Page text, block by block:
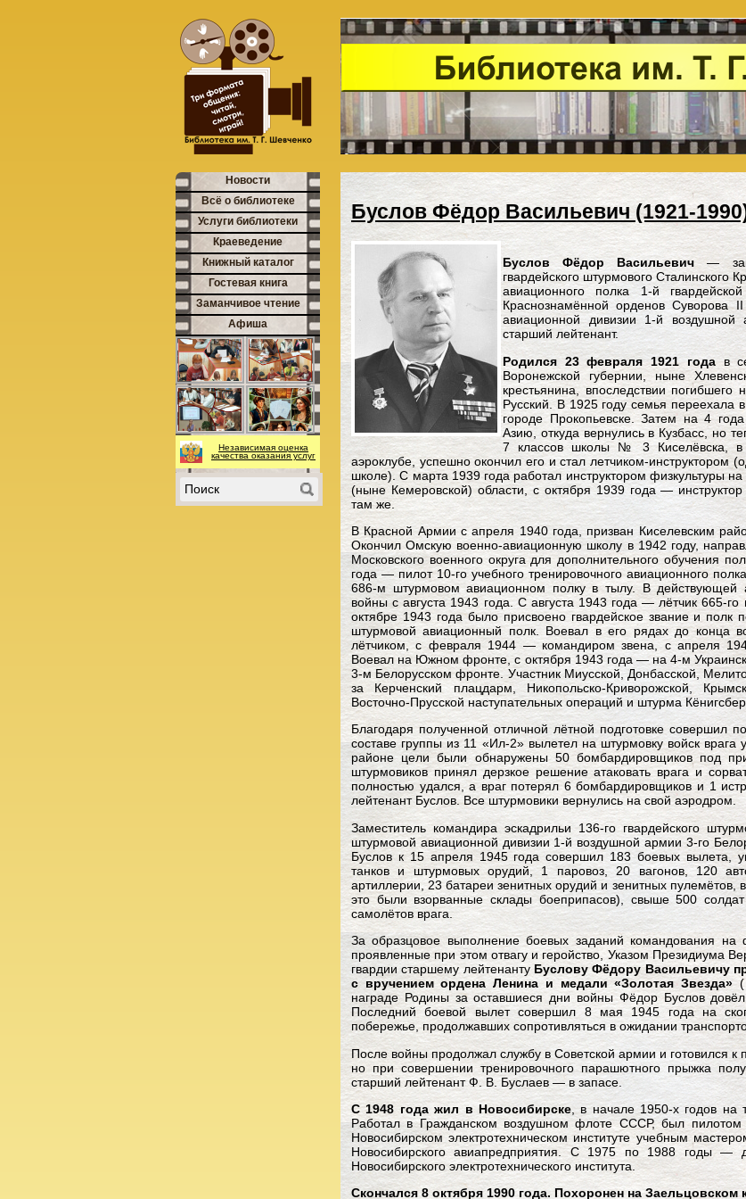
Буслов Фёдор Васильевич (1921-
Буслов Фёдор Васильевич —
гвардейского штурмового Сталинского
авиационного полка 1-й
Краснознамённой орденов Суворова
авиационной дивизии 1-й воздушной
старший лейтенант.
Родился 23 февраля 1921 годав
Воронежской губернии, ныне
крестьянина, впоследствии
Русский. В 1925 году семья переехала
городе Прокопьевске. Затем на 4
Азию, откуда вернулись в Кузбасс, но
7 классов школы № 3 Киселёвска, в
аэроклубе, успешно окончил его и стал летчиком-инструктором
школе). С марта 1939 года работал инструктором физкультуры
(ныне Кемеровской) области, с октября 1939 года —
там же.
В Красной Армии с апреля 1940 года, призван Киселевским
Окончил Омскую военно-авиационную школу в 1942 году,
Московского военного округа для дополнительного обучения
года — пилот 10-го учебного тренировочного авиационного
686-м штурмовом авиационном полку в тылу. В действующей
войны с августа 1943 года. С августа 1943 года — лётчик 665-
октябре 1943 года было присвоено гвардейское звание и
штурмовой авиационный полк. Воевал в его рядах до конца
лётчиком, с февраля 1944 — командиром звена, с апреля
Воевал на Южном фронте, с октября 1943 года — на 4-м
3-м Белорусском фронте. Участник Миусской, Донбасской,
за Керченский плацдарм, Никопольско-Криворожской,
Восточно-Прусской наступательных операций и штурма
Благодаря полученной отличной лётной подготовке совершил
составе группы из 11 «Ил-2» вылетел на штурмовку войск
районе цели были обнаружены 50 бомбардировщиков под
штурмовиков принял дерзкое решение атаковать врага и
полностью удался, а враг потерял 6 бомбардировщиков и 1
лейтенант Буслов. Все штурмовики вернулись на свой аэродром.
Заместитель командира эскадрильи 136-го гвардейского
штурмовой авиационной дивизии 1-й воздушной армии 3-го
Буслов к 15 апреля 1945 года совершил 183 боевых вылета,
танков и штурмовых орудий, 1 паровоз, 20 вагонов, 120
артиллерии, 23 батареи зенитных орудий и зенитных пулемётов,
это были взорванные склады боеприпасов), свыше 500
самолётов врага.
За образцовое выполнение боевых заданий командования
проявленные при этом отвагу и геройство, Указом Президиума
гвардии старшему лейтенанту Буслову Фёдору Васильевичу
с вручением ордена Ленина и медали «Золотая Звезда»
награде Родины за оставшиеся дни войны Фёдор Буслов
Последний боевой вылет совершил 8 мая 1945 года на
побережье, продолжавших сопротивляться в ожидании
После войны продолжал службу в Советской армии и готовился
но при совершении тренировочного парашютного прыжка
старший лейтенант Ф. В. Буслаев — в запасе.
С 1948 года жил в Новосибирске, в начале 1950-х годов на
Работал в Гражданском воздушном флоте СССР, был
Новосибирском электротехническом институте учебным
Новосибирского авиапредприятия. С 1975 по 1988 годы —
Новосибирского электротехнического института.
Скончался 8 октября 1990 года. Похоронен на
Новости
Всё о библиотеке
Услуги библиотеки
Краеведение
Книжный каталог
Гостевая книга
Заманчивое чтение
Афиша
Независимая оценка
качества оказания услуг